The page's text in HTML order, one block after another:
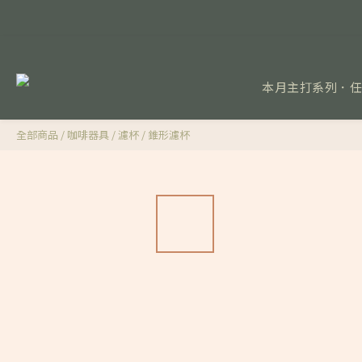
本月主打系列．
全部商品 / 咖啡器具 /濾杯 / 錐形濾杯